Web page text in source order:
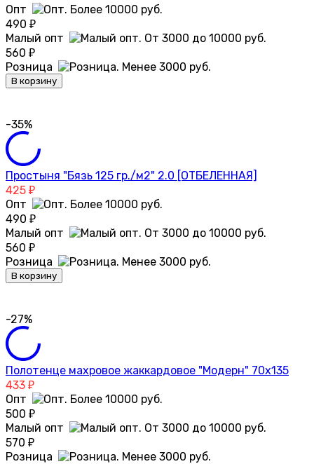
Опт
490 ₽
Малый опт
560 ₽
Розница
В корзину
-35%
Простыня "Бязь 125 гр./м2" 2.0 [ОТБЕЛЕННАЯ]
425 ₽
Опт
490 ₽
Малый опт
560 ₽
Розница
В корзину
-27%
Полотенце махровое жаккардовое "Модерн" 70х135
433 ₽
Опт
500 ₽
Малый опт
570 ₽
Розница